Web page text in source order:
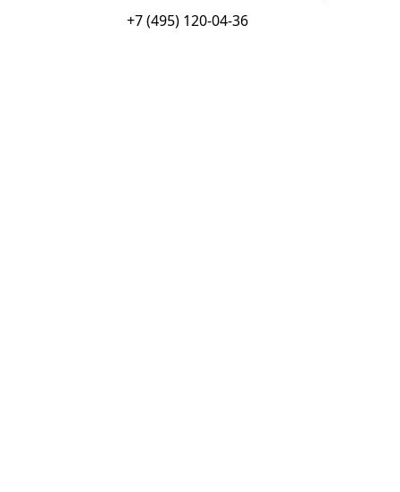
+7 (495) 120-04-36